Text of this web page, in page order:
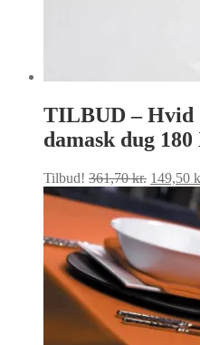
TILBUD – Hvid
damask dug
Tilbud! 361,70kr. Den
var:
361,70
149,50